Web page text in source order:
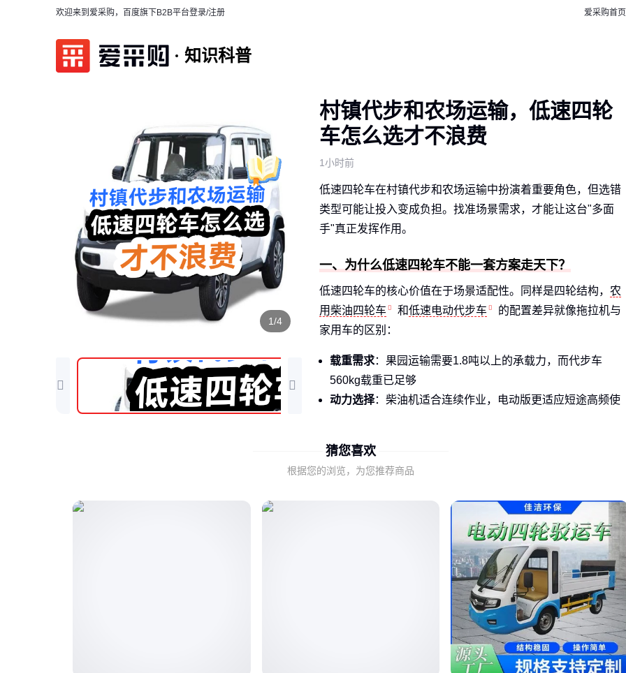
欢迎来到爱采购，百度旗下B2B平台登录/注册 爱采购首页
知识科普
1/4
村镇代步和农场运输，低速四轮
车怎么选才不浪费
1小时前
低速四轮车在村镇代步和农场运输中扮演着重要角色，但选错
类型可能让投入变成负担。找准场景需求，才能让这台"多面
手"真正发挥作用。
一、为什么低速四轮车不能一套方案走天下？
低速四轮车的核心价值在于场景适配性。同样是四轮结构， 农
用柴油四轮车
和低速电动代步车
的配置差异就像拖拉机与
家用车的区别：
载重需求：果园运输需要1.8吨以上的承载力，而代步车
560kg载重已足够
动力选择：柴油机适合连续作业，电动版更适应短途高频使
经济
二、载重和续航，哪个才是真实需求？
采购时常被参数迷惑，其实关键要看使用场景的底层需求：
：农场运输需要关注推装斗容（0.75m³起）和悬
挂结构，独立悬挂在颠簸路面优势明显
：村镇代步更应看重电池类型，铅酸电池成本低
猜您喜欢
根据您的浏览，为您推荐商品